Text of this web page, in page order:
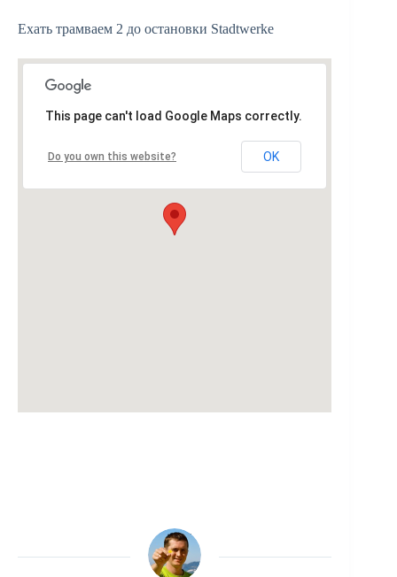
Ехать трамваем 2 до остановки Stadtwerke